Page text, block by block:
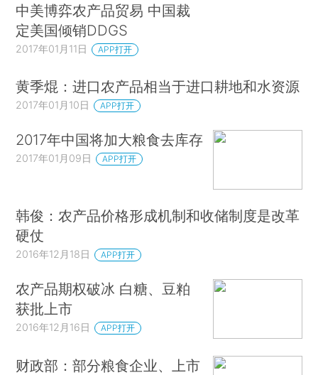
中美博弈农产品贸易 中国裁
定美国倾销DDGS
2017年01月11日 APP打开
黄季焜：进口农产品相当于进口耕地和水资源
2017年01月10日 APP打开
2017年中国将加大粮食去库存
2017年01月09日 APP打开
韩俊：农产品价格形成机制和收储制度是改革
硬仗
2016年12月18日 APP打开
农产品期权破冰 白糖、豆粕
获批上市
2016年12月16日 APP打开
财政部：部分粮食企业、上市